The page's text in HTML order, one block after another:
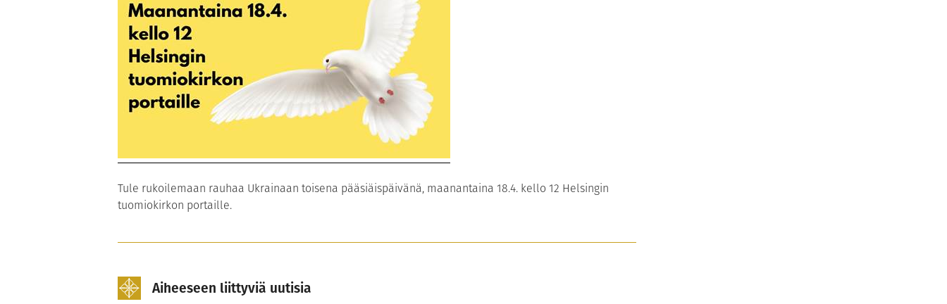
Tule rukoilemaan rauhaa Ukrainaan toisena pääsiäispäivänä, maanantaina 18.4. kello 12 Helsingin
tuomiokirkon portaille.
Aiheeseen liittyviä uutisia